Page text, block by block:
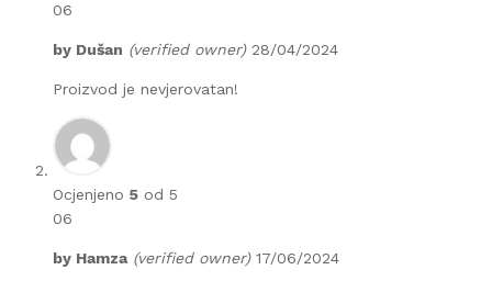
06
by Dušan (verified owner) 28/04/2024
Proizvod je nevjerovatan!
Ocjenjeno 5 od 5
06
by Hamza (verified owner) 17/06/2024